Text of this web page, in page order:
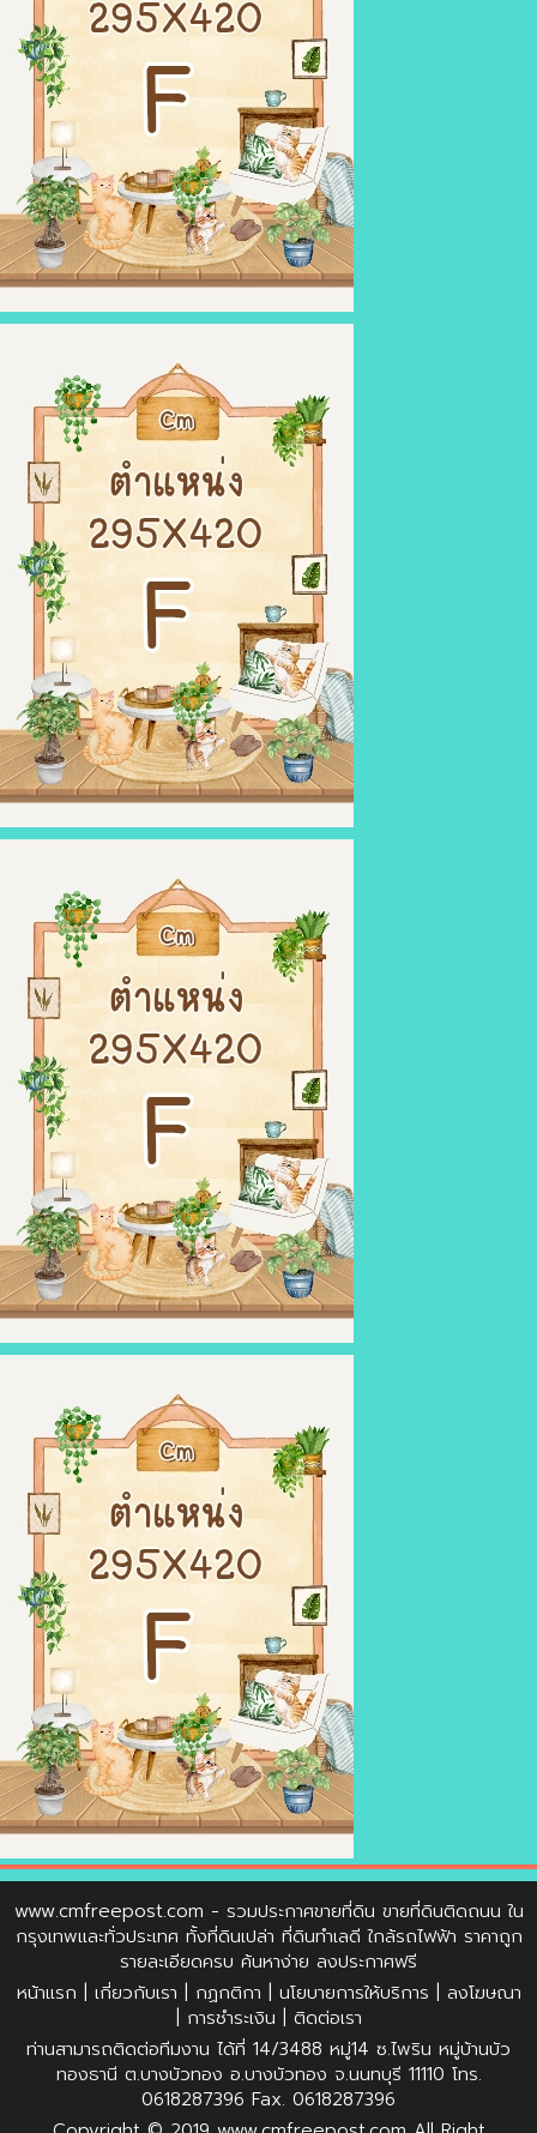
www.cmfreepost.com - รวมประกาศขายที่ดิน ขายที่ดินติดถนน ใน
กรุงเทพและทั่วประเทศ ทั้งที่ดินเปล่า ที่ดินทำเลดี ใกล้รถไฟฟ้า ราคาถูก
รายละเอียดครบ ค้นหาง่าย ลงประกาศฟรี
หน้าแรก
เกี่ยวกับเรา กฏกติกา นโยบายการให้บริการ
ลงโฆษณา
การชำระเงิน
ติดต่อเรา
ท่านสามารถติดต่อทีมงาน ได้ที่ 14/3488 หมู่14 ซ.ไพริน หมู่บ้านบัว
ทองธานี ต.บางบัวทอง อ.บางบัวทอง จ.นนทบุรี 11110 โทร.
0618287396 Fax. 0618287396